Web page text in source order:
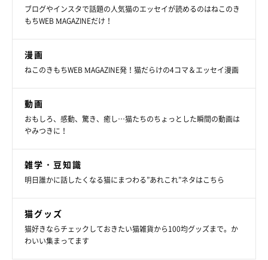
ブログやインスタで話題の人気猫のエッセイが読めるのはねこのき
もちWEB MAGAZINEだけ！
漫画
ねこのきもちWEB MAGAZINE発！猫だらけの4コマ＆エッセイ漫画
動画
おもしろ、感動、驚き、癒し…猫たちのちょっとした瞬間の動画は
やみつきに！
雑学・豆知識
明日誰かに話したくなる猫にまつわる”あれこれ”ネタはこちら
猫グッズ
猫好きならチェックしておきたい猫雑貨から100均グッズまで。か
わいい集まってます